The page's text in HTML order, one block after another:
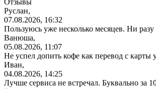
Руслан,
07.08.2026, 16:32
Пользуюсь уже несколько месяцев. Ни
Ванюша,
05.08.2026, 11:07
Не успел допить кофе как перевод с
Иван,
04.08.2026, 14:25
Лучше сервиса не встречал. Буквально за